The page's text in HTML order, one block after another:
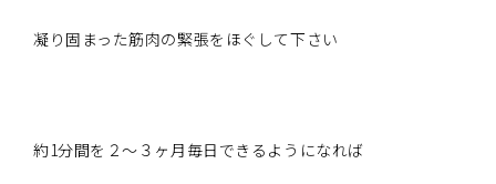
凝り固まった筋肉の緊張をほぐして下さい
約1分間を２～３ヶ月毎日できるようになれば